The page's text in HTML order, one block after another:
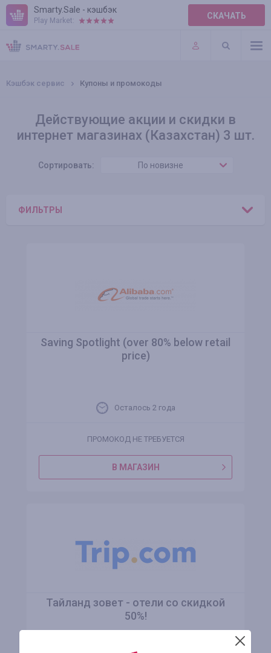
Smarty.Sale - кэшбэк
Play Market: СКАЧАТЬ
ПРАВИЛА
ПЛАГИНЫ
Кэшбэк сервис Купоны и промокоды
Действующие акции и скидки в
интернет магазинах (Казахстан) 3 шт.
Сортировать: По новизне
ФИЛЬТРЫ
Saving Spotlight (over 80% below retail
price)
Осталось 2 года
ПРОМОКОД НЕ ТРЕБУЕТСЯ
В МАГАЗИН
Тайланд зовет - отели со скидкой
50%!